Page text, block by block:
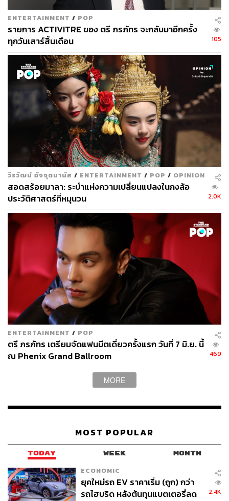
ENTERTAINMENT / POP
รายการ ACTIVITRE ของ ตรี ภรภัทร จะกลับมาอีกครั้ง
ทุกวันเสาร์สิ้นเดือน
105
วีรวัฒน์ อัจจุตมานัส / ENTERTAINMENT / POP / OPINION
สอดสร้อยมาลา: ระบำแห่งความเปลี่ยนแปลงในกงล้อ
ประวัติศาสตร์ที่หมุนวน
2.0K
ENTERTAINMENT / POP
ตรี ภรภัทร เตรียมจัดแฟนมีตเดี่ยวครั้งแรก วันที่ 7 มิ.ย. นี้
ณ Phenix Grand Ballroom
469
MORE
MOST POPULAR
TODAY WEEK MONTH
ECONOMIC
ยุคใหม่รถ EV ราคาเริ่ม (ถูก) กว่า
รถไฮบริด หลังต้นทุนแบตเตอรี่ลด
2.4K